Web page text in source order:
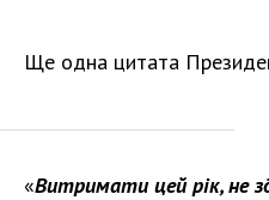
Ще одна цитата
«Витримати цей рік, не